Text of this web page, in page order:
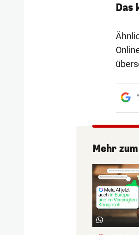
Das
Mehr